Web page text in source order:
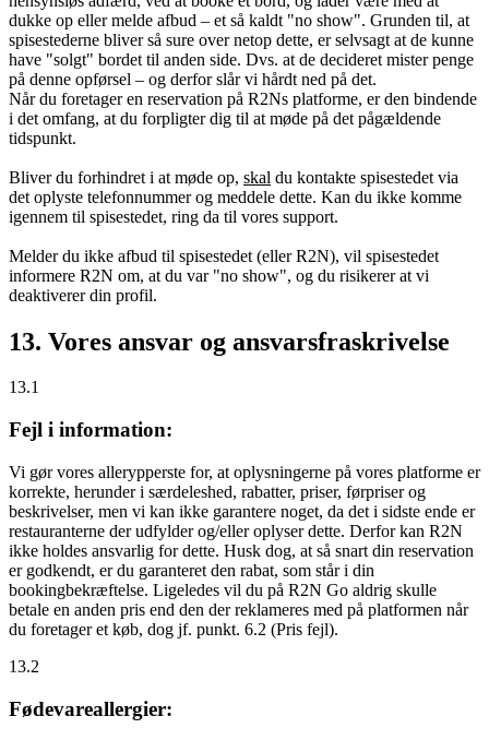
dukke op eller melde afbud – et så kaldt "no show". Grunden til, at
spisestederne bliver så sure over netop dette, er selvsagt at de kunne
have "solgt" bordet til anden side. Dvs. at de decideret mister penge
på denne opførsel – og derfor slår vi hårdt ned på det.
Når du foretager en reservation på R2Ns platforme, er den bindende
i det omfang, at du forpligter dig til at møde på det pågældende
tidspunkt.
Bliver du forhindret i at møde op, skal du kontakte spisestedet via
det oplyste telefonnummer og meddele dette. Kan du ikke komme
igennem til spisestedet, ring da til vores support.
Melder du ikke afbud til spisestedet (eller R2N), vil spisestedet
informere R2N om, at du var "no show", og du risikerer at vi
deaktiverer din profil.
13. Vores ansvar og ansvarsfraskrivelse
13.1
Fejl i information:
Vi gør vores allerypperste for, at oplysningerne på vores platforme er
korrekte, herunder i særdeleshed, rabatter, priser, førpriser og
beskrivelser, men vi kan ikke garantere noget, da det i sidste ende er
restauranterne der udfylder og/eller oplyser dette. Derfor kan R2N
ikke holdes ansvarlig for dette. Husk dog, at så snart din reservation
er godkendt, er du garanteret den rabat, som står i din
bookingbekræftelse. Ligeledes vil du på R2N Go aldrig skulle
betale en anden pris end den der reklameres med på platformen når
du foretager et køb, dog jf. punkt. 6.2 (Pris fejl).
13.2
Fødevareallergier: